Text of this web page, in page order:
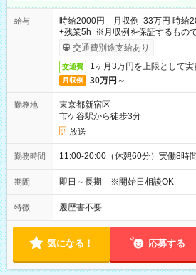
給与
時給2000円 月収例 33万円 時給
+残業5h ※月収例を保証するもの
取りサービス利用可（利用条件有）
交通費別途支給あり
交通費 1ヶ月3万円を上限として実
月収例 30万円～
勤務地
東京都新宿区
市ケ谷駅から徒歩3分
放送
勤務時間 11:00-20:00（休憩60分）実働8時
期間 即日～長期 ※開始日相談OK
特徴 履歴書不要
気になる！ 応募する